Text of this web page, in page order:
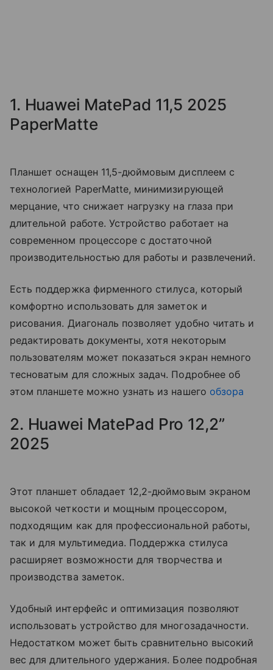
1. Huawei MatePad 11,5 2025
PaperMatte
Планшет оснащен 11,5-дюймовым дисплеем с
технологией PaperMatte, минимизирующей
мерцание, что снижает нагрузку на глаза при
длительной работе. Устройство работает на
современном процессоре с достаточной
производительностью для работы и развлечений.
Есть поддержка фирменного стилуса, который
комфортно использовать для заметок и
рисования. Диагональ позволяет удобно читать и
редактировать документы, хотя некоторым
пользователям может показаться экран немного
тесноватым для сложных задач. Подробнее об
этом планшете можно узнать из нашего обзора
2. Huawei MatePad Pro 12,2”
2025
Этот планшет обладает 12,2-дюймовым экраном
высокой четкости и мощным процессором,
подходящим как для профессиональной работы,
так и для мультимедиа. Поддержка стилуса
расширяет возможности для творчества и
производства заметок.
Удобный интерфейс и оптимизация позволяют
использовать устройство для многозадачности.
Недостатком может быть сравнительно высокий
вес для длительного удержания. Более подробная